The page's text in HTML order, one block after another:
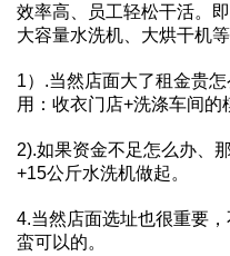
效率高、员工轻松干活。
大容量水洗机、大烘干机
1）.当然店面大了租金贵
用：收衣门店+洗涤车间的
2).如果资金不足怎么办、
+15公斤水洗机做起。
4.当然店面选址也很重要
蛮可以的。